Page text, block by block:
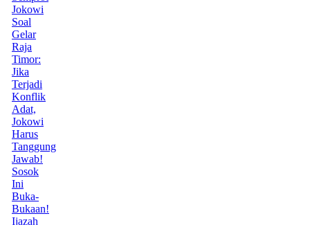
Jokowi
Soal
Gelar
Raja
Timor:
Jika
Terjadi
Konflik
Adat,
Jokowi
Harus
Tanggung
Jawab!
Sosok
Ini
Buka-
Bukaan!
Ijazah